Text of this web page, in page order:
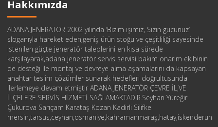
Hakkımızda
ADANA JENERATÖR 2002 yılında ‘Bizim işimiz, Sizin gücünüz‘
sloganıyla hareket eden,geniş ürün stoğu ve çeşitliliği sayesinde
istenilen güçte jeneratör taleplerini en kısa sürede
karşılayarak,adana jeneratör servis servisi bakım onarım ekibinin
de desteği ile montaj ve devreye alma aşamalarını da kapsayan
anahtar teslim çözümler sunarak hedefleri doğrultusunda
ilerlemeye devam etmiştir ADANA JENERATÖR ÇEVRE İL,VE
İLÇELERE SERVİS HİZMETİ SAĞLAMAKTADIR.Seyhan Yüreğir
Çukurova Sarıçam Karataş Kozan Kadirli Silifke
mersin,tarsus,ceyhan,osmaniye,kahramanmaraş,hatay,iskenderun